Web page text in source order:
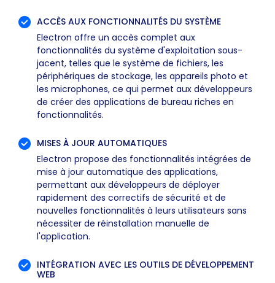
ACCÈS AUX FONCTIONNALITÉS DU SYSTÈME
Electron offre un accès complet aux
fonctionnalités du système d'exploitation sous-
jacent, telles que le système de fichiers, les
périphériques de stockage, les appareils photo et
les microphones, ce qui permet aux développeurs
de créer des applications de bureau riches en
fonctionnalités.
MISES À JOUR AUTOMATIQUES
Electron propose des fonctionnalités intégrées de
mise à jour automatique des applications,
permettant aux développeurs de déployer
rapidement des correctifs de sécurité et de
nouvelles fonctionnalités à leurs utilisateurs sans
nécessiter de réinstallation manuelle de
l'application.
INTÉGRATION AVEC LES OUTILS DE DÉVELOPPEMENT
WEB